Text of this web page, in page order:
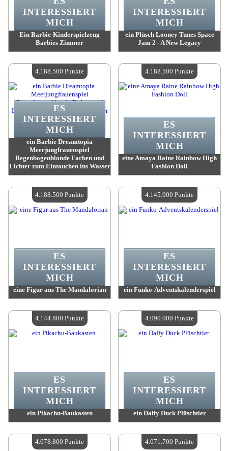
Ein Barbie-Kinderspielzeug
Barbies Zimmer
Verfügbare Menge:4
INTERESSIERT
MICH
ein Plüsch Looney Tunes Space
Jam 2 - A New Legacy
Verfügbare Menge:4
INTERESSIERT
MICH
ein Barbie Dreamtopia
Meerjungfrauenspiel
Regenbogenblonde Farben und
Lichter zum Eintauchen ins Wasser
Verfügbare Menge:4
ES
INTERESSIERT
MICH
4.188.500 Punkte
eine Amaya Raine Rainbow High
Fashion Doll
Verfügbare Menge:4
ES
INTERESSIERT
MICH
4.188.500 Punkte
eine Figur aus The Mandalorian
Verfügbare Menge:4
ES
INTERESSIERT
MICH
4.188.500 Punkte
ein Funko-Adventskalenderspiel
Verfügbare Menge:4
ES
INTERESSIERT
MICH
4.145.900 Punkte
ein Pikachu-Baukasten
Verfügbare Menge:4
ES
INTERESSIERT
MICH
4.144.800 Punkte
ein Daffy Duck Plüschtier
Verfügbare Menge:4
ES
INTERESSIERT
MICH
4.090.000 Punkte
4.078.800 Punkte 4.071.700 Punkte